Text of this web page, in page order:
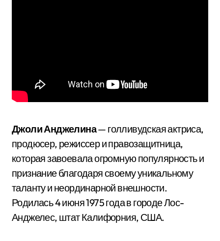
Джоли Анджелина— голливудская актриса,
продюсер, режиссер и правозащитница,
которая завоевала огромную популярность и
признание благодаря своему уникальному
таланту и неординарной внешности.
Родилась 4 июня 1975 года в городе Лос-
Анджелес, штат Калифорния, США.